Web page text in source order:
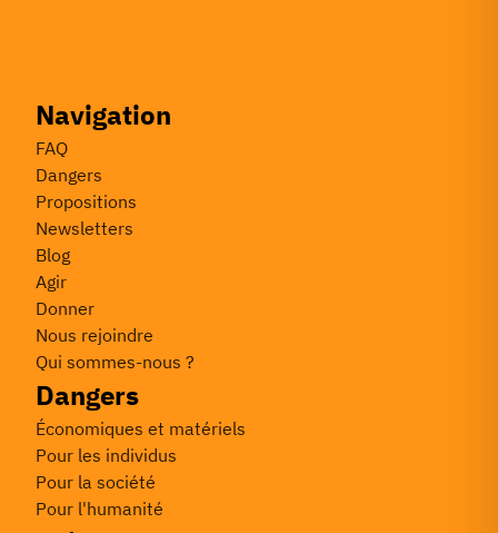
Navigation
FAQ
Dangers
Propositions
Newsletters
Blog
Agir
Donner
Nous rejoindre
Qui sommes-nous ?
Dangers
Économiques et matériels
Pour les individus
Pour la société
Pour l'humanité